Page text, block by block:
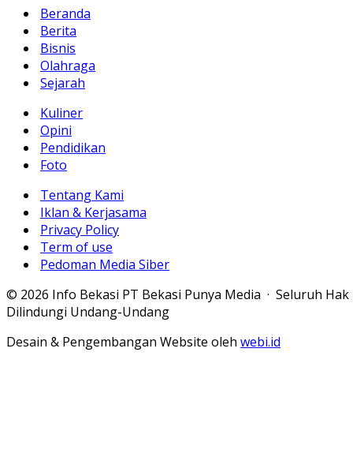
Beranda
Berita
Bisnis
Olahraga
Sejarah
Kuliner
Opini
Pendidikan
Foto
Tentang Kami
Iklan & Kerjasama
Privacy Policy
Term of use
Pedoman Media Siber
© 2026 Info Bekasi PT Bekasi Punya Media · Seluruh Hak
Dilindungi Undang-Undang
Desain & Pengembangan Website oleh webi.id